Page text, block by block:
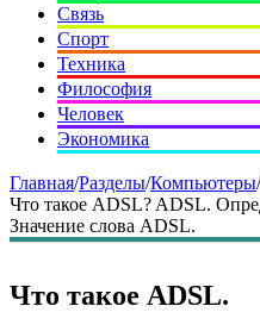
Связь
Спорт
Техника
Философия
Человек
Экономика
Главная/Разделы/Компьютеры/
Что такое ADSL? ADSL.
Значение слова ADSL.
Что такое ADSL.